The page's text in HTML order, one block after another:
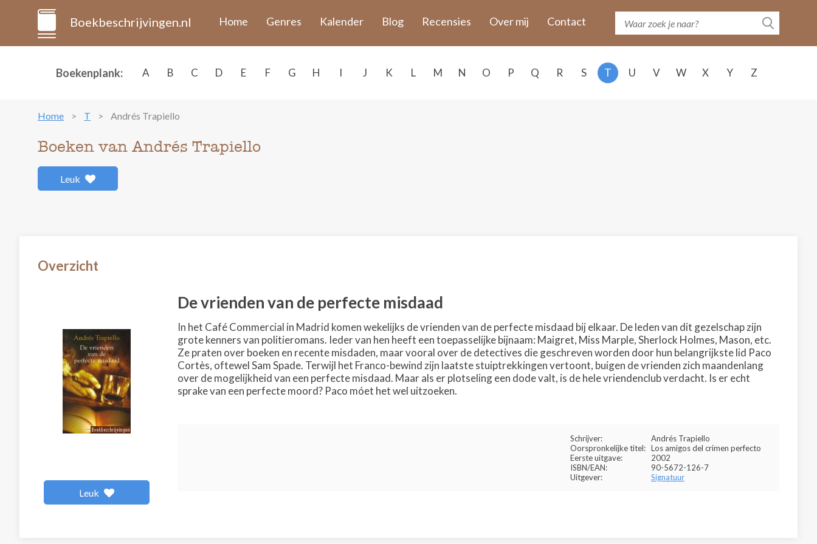
Boekbeschrijvingen.nl Home Genres Kalender Blog Recensies Over mij Contact
Boekenplank: A B C D E F G H I J K L M N O P Q R S T U V W X Y Z
Home T Andrés Trapiello
Boeken van Andrés Trapiello
Leuk
Overzicht
Leuk
De vrienden van de perfecte misdaad
In het Café Commercial in Madrid komen wekelijks de vrienden van de perfecte misdaad bij elkaar. De leden van dit gezelschap zijn
grote kenners van politieromans. Ieder van hen heeft een toepasselijke bijnaam: Maigret, Miss Marple, Sherlock Holmes, Mason, etc.
Ze praten over boeken en recente misdaden, maar vooral over de detectives die geschreven worden door hun belangrijkste lid Paco
Cortès, oftewel Sam Spade. Terwijl het Franco-bewind zijn laatste stuiptrekkingen vertoont, buigen de vrienden zich maandenlang
over de mogelijkheid van een perfecte misdaad. Maar als er plotseling een dode valt, is de hele vriendenclub verdacht. Is er echt
sprake van een perfecte moord? Paco móet het wel uitzoeken.
Schrijver:
Andrés Trapiello
Oorspronkelijke titel: Los amigos del crimen perfecto
Eerste uitgave:
2002
ISBN/EAN:
90-5672-126-7
Uitgever:
Signatuur